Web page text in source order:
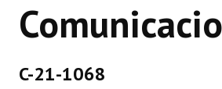
CONCEJO
C-21-1068